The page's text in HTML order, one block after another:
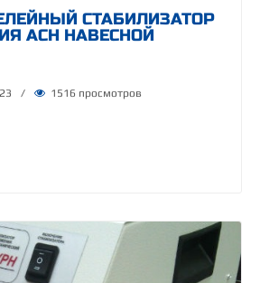
СТАБИЛИЗАТОР
АСН НАВЕСНОЙ
/ 1516 просмотров